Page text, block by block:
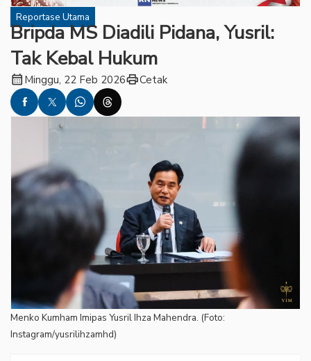
Reportase Utama
Bripda MS Diadili Pidana, Yusril:
Tak Kebal Hukum
calendar_month Minggu, 22 Feb 2026printCetak
‎Menko Kumham Imipas Yusril Ihza Mahendra. (Foto:
Instagram/yusrilihzamhd)